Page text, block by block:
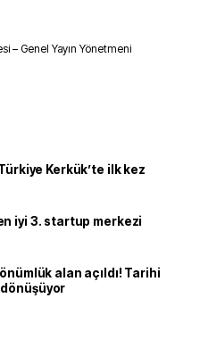
– Genel Yayın Yönetmeni
Kerkük’te ilk kez
iyi 3. startup merkezi
alan açıldı! Tarihi